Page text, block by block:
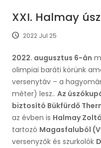
XXI. Halmay
2022 Jul 25
2022. augusztus 6-án
olimpiai baráti körünk
versenytáv – a
méter) lesz.. Az
biztosító Bükfürdő
az évben is Halmay
tartozó Magasfaluból
versenyzők és szurkolók